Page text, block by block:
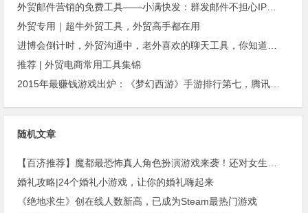
外贸邮件营销的免费工具——小满快发：群发邮件不担心IP被封
外贸专用｜超牛外贸工具，外贸高手都在用
进博会倒计时，外贸沟通中，老外喜欢的聊天工具，你知道几种？
推荐 | 外贸电商常用工具集锦
2015年最赚钱游戏出炉：《梦幻西游》手游排行第七，腾讯总收入进前三
随机文章
【百济推荐】魔都最恐怖真人角色扮演游戏来袭！还对女生免费，你是觉得她们不敢来么？
婚礼攻略|24个婚礼小游戏，让你的婚礼嗨起来
《绝地求生》创在线人数新高，已成为Steam最热门游戏